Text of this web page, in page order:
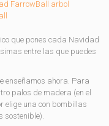
que pones cada Navidad
entre las que puedes
enseñamos ahora. Para
palos de madera (en el
elige una con bombillas
sostenible).